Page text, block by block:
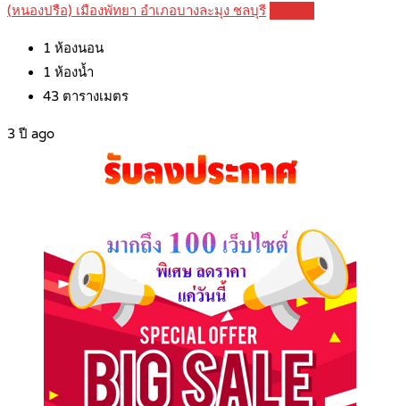
(หนองปรือ) เมืองพัทยา อำเภอบางละมุง ชลบุรี
1 ห้องนอน
1 ห้องน้ำ
43 ตารางเมตร
3 ปี ago